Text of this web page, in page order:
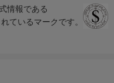
情報である
ているマークです。